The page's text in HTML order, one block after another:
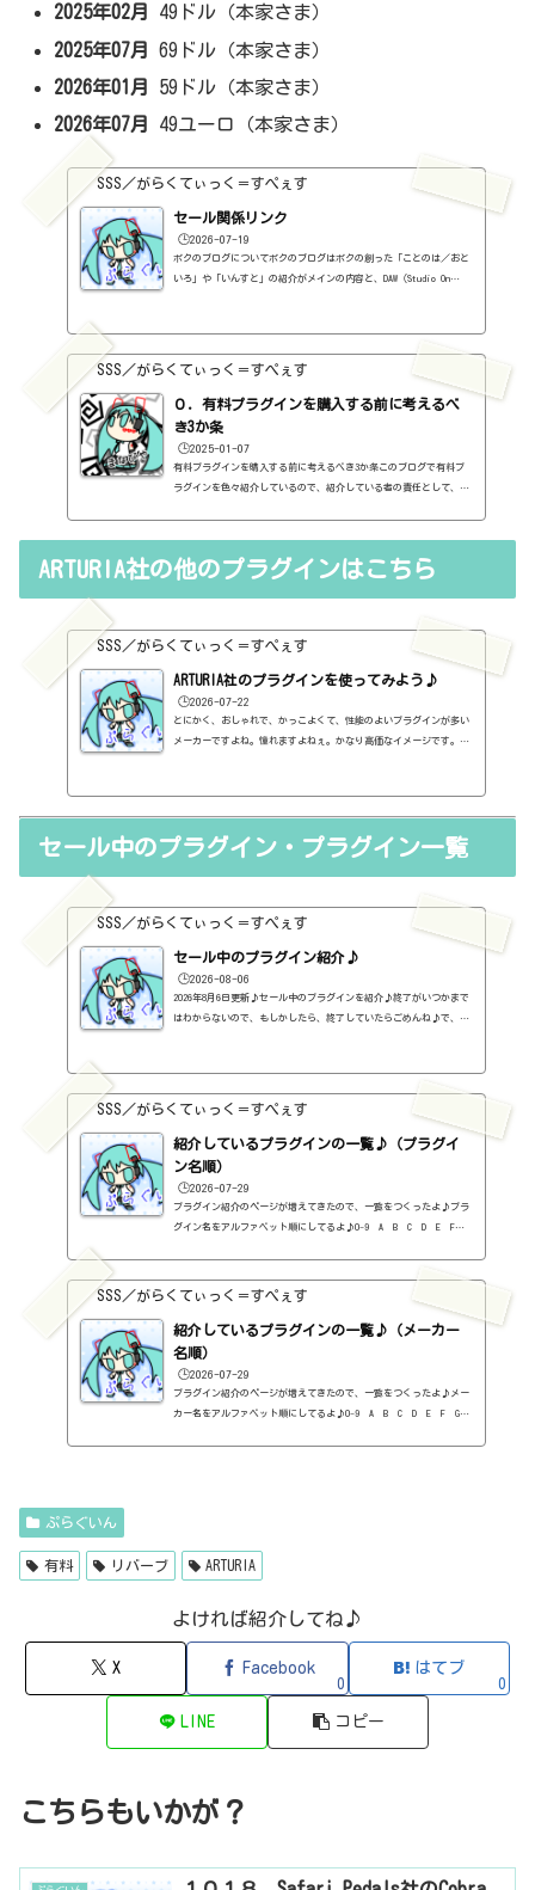
2025年02月
49ドル（本家さま）
2025年07月
69ドル（本家さま）
2026年01月
59ドル（本家さま）
2026年07月
49ユーロ（本家さま）
SSS／がらくてぃっく＝すぺぇす
セール関係リンク
🕒️2026-07-19
ボクのブログについてボクのブログはボクの創った「ことのは／おと
いろ」や「いんすと」の紹介がメインの内容と、DAW（Studio On
録はしていますし、セールしているプラグインはブログの最初の方に
表示するように（編集したら、自動的に最初の方に表示されてるだけ
ですが・・...
SSS／がらくてぃっく＝すぺぇす
０．有料プラグインを購入する前に考えるべ
き3か条
🕒️2025-01-07
有料プラグインを購入する前に考えるべき3か条このブログで有料プ
ラグインを色々紹介しているので、紹介している者の責任として、有
ンの中には、なぜ、これが無料なんだろう？と驚くような性能のもの
もの...
ARTURIA社の他のプラグインはこちら
SSS／がらくてぃっく＝すぺぇす
ARTURIA社のプラグインを使ってみよう♪
🕒️2026-07-22
とにかく、おしゃれで、かっこよくて、性能のよいプラグインが多い
メーカーですよね。憧れますよねぇ。かなり高価なイメージです。バ
ードするのがよいでしょうね。メーカーページhttps://www.arturia.
com/バンドルV Collection Intro一部のインストゥルメントプラグ
インが入ったバンドル。【定価】199ユーロV Collection Proインス
セール中のプラグイン・プラグイン一覧
SSS／がらくてぃっく＝すぺぇす
セール中のプラグイン紹介♪
🕒️2026-08-06
2026年8月6日更新♪セール中のプラグインを紹介♪終了がいつかまで
はわからないので、もしかしたら、終了していたらごめんね♪で、相
（ADPTR AUDIO）定価：140ドル → 49.99ドル（Plugin Allianceさ
ん）SCULPT（ADPTR AUDIO）定価：150ドル → 49.99ドル（Plugin Al
lianceさん）...
SSS／がらくてぃっく＝すぺぇす
紹介しているプラグインの一覧♪（プラグイ
ン名順）
🕒️2026-07-29
プラグイン紹介のページが増えてきたので、一覧をつくったよ♪プラ
グイン名をアルファベット順にしてるよ♪0-9 A B C D E F G
料）2B DELAYED CLASSIC（2B Played Music・ディレイ・有料）2B RE
VERBED（2B Played Music・リバーブ・有料）2B Shaped Filter（2
B Played Music・フィルタープラグイン・有料）3-Band EQ（Kilohe
arts・EQ・無料）40'S VERY OWN DRUMS（NATIVE INSTRUMENTS・ドラ
ム...
SSS／がらくてぃっく＝すぺぇす
紹介しているプラグインの一覧♪（メーカー
名順）
🕒️2026-07-29
プラグイン紹介のページが増えてきたので、一覧をつくったよ♪メー
カー名をアルファベット順にしてるよ♪0-9 A B C D E F G
ップ...
ぷらぐいん
有料 リバーブ ARTURIA
よければ紹介してね♪
X Facebook
0
はてブ
0
LINE コピー
こちらもいかが？